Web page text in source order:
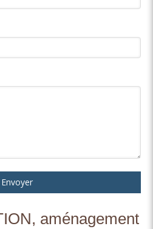
Envoyer
aménagement